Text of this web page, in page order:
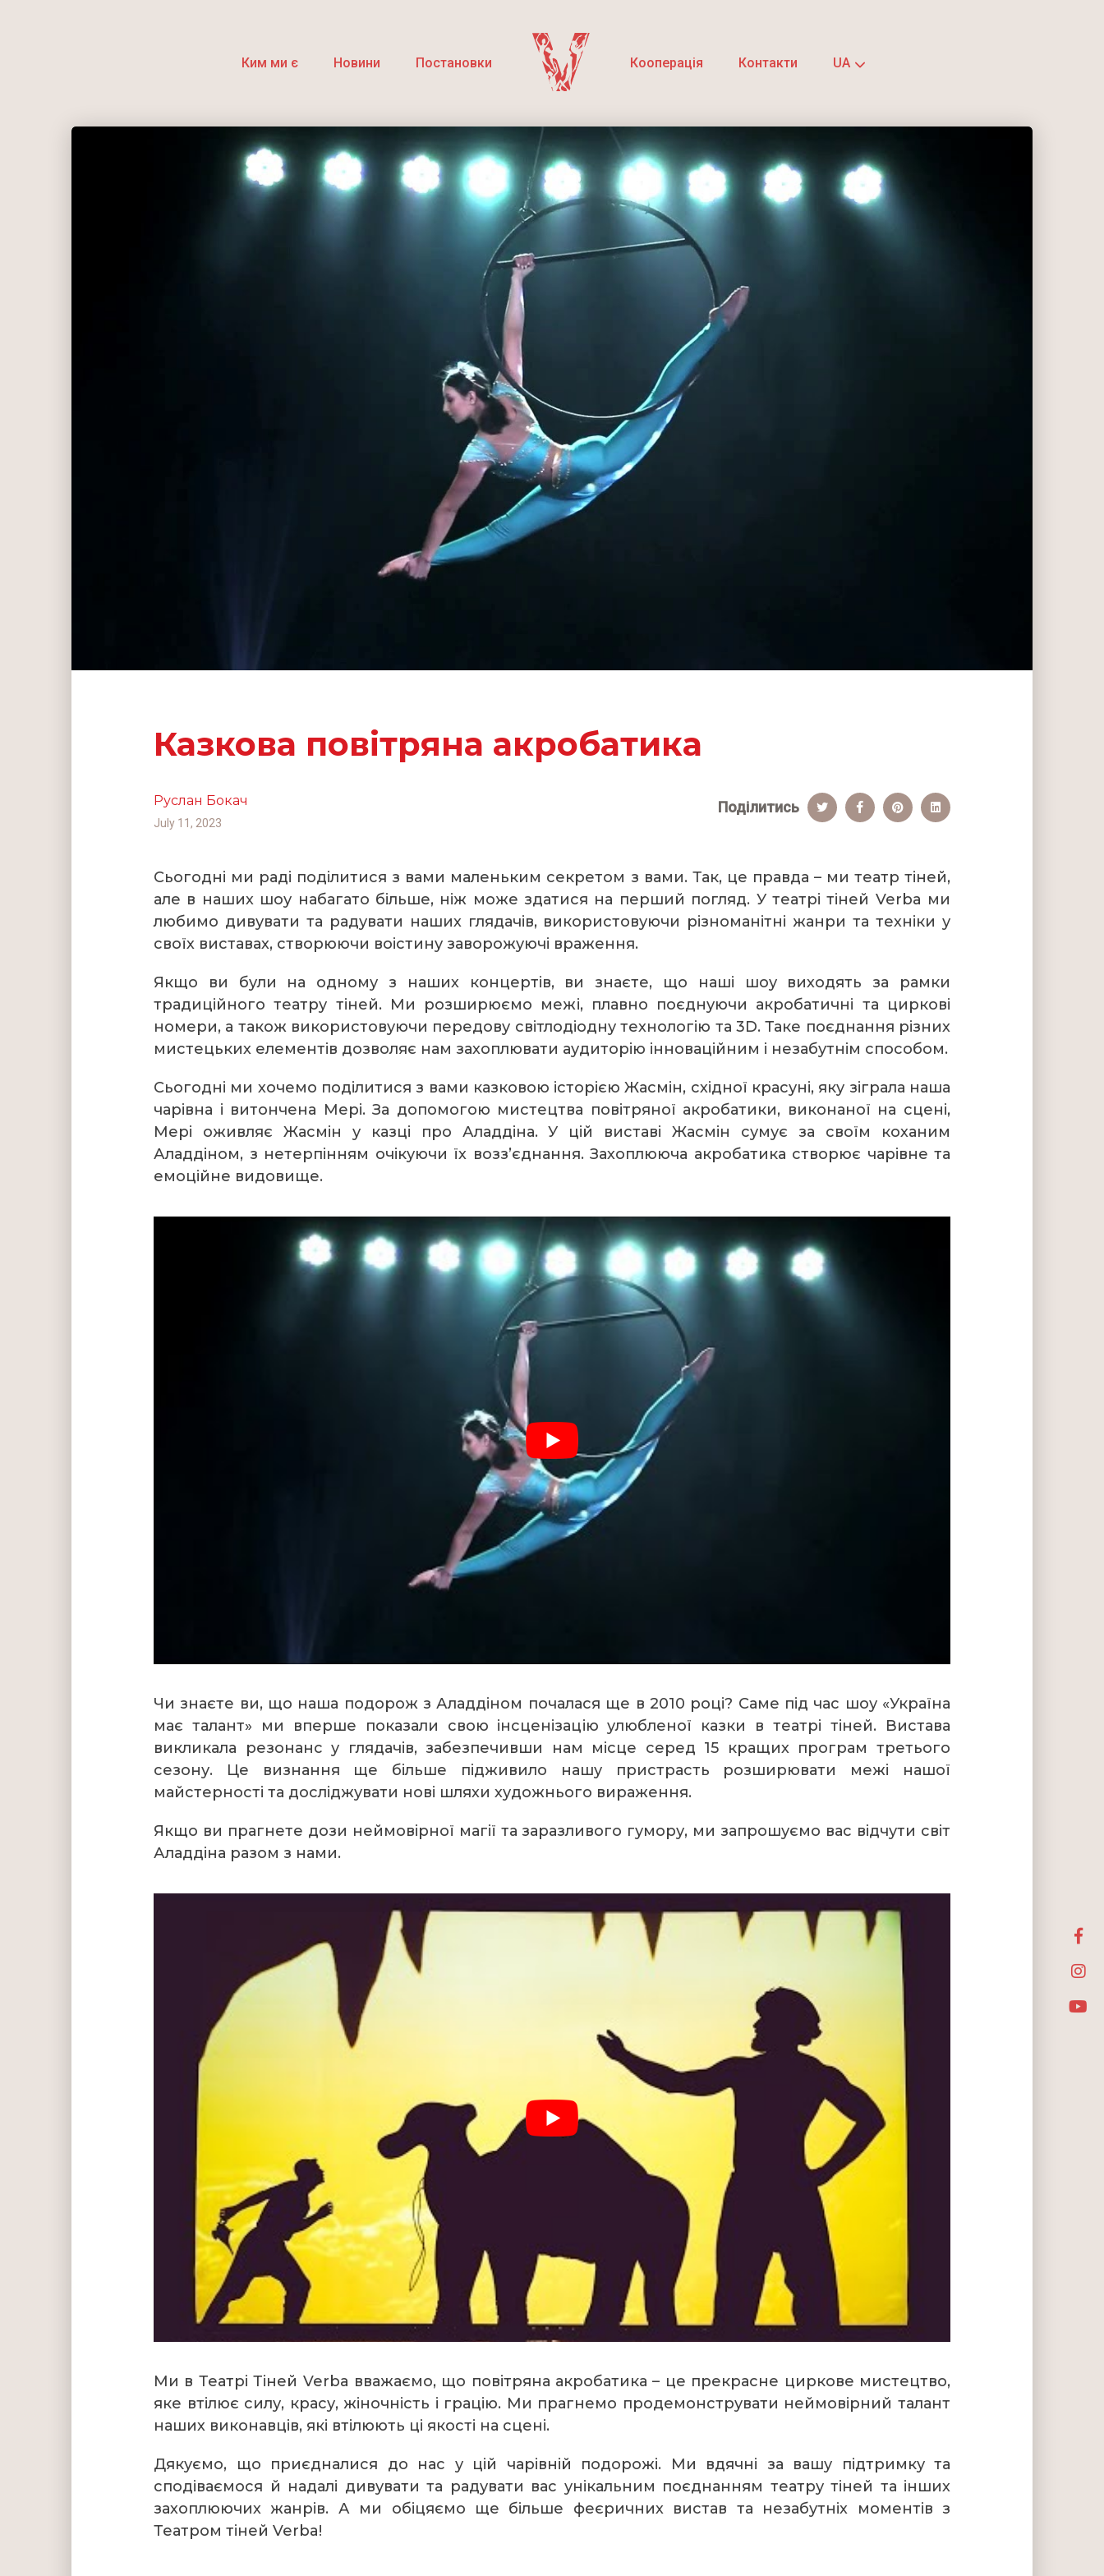
Ким ми є Новини Постановки Кооперація Контакти UA
Казкова повітряна акробатика
Руслан Бокач
July 11, 2023
Поділитись
Сьогодні ми раді поділитися з вами маленьким секретом з вами. Так, це правда – ми театр тіней,
але в наших шоу набагато більше, ніж може здатися на перший погляд. У театрі тіней Verba ми
любимо дивувати та радувати наших глядачів, використовуючи різноманітні жанри та техніки у
своїх виставах, створюючи воістину заворожуючі враження.
Якщо ви були на одному з наших концертів, ви знаєте, що наші шоу виходять за рамки
традиційного театру тіней. Ми розширюємо межі, плавно поєднуючи акробатичні та циркові
номери, а також використовуючи передову світлодіодну технологію та 3D. Таке поєднання різних
мистецьких елементів дозволяє нам захоплювати аудиторію інноваційним і незабутнім способом.
Сьогодні ми хочемо поділитися з вами казковою історією Жасмін, східної красуні, яку зіграла наша
чарівна і витончена Мері. За допомогою мистецтва повітряної акробатики, виконаної на сцені,
Мері оживляє Жасмін у казці про Аладдіна. У цій виставі Жасмін сумує за своїм коханим
Аладдіном, з нетерпінням очікуючи їх возз’єднання. Захоплююча акробатика створює чарівне та
емоційне видовище.
Чи знаєте ви, що наша подорож з Аладдіном почалася ще в 2010 році? Саме під час шоу «Україна
має талант» ми вперше показали свою інсценізацію улюбленої казки в театрі тіней. Вистава
викликала резонанс у глядачів, забезпечивши нам місце серед 15 кращих програм третього
сезону. Це визнання ще більше підживило нашу пристрасть розширювати межі нашої
майстерності та досліджувати нові шляхи художнього вираження.
Якщо ви прагнете дози неймовірної магії та заразливого гумору, ми запрошуємо вас відчути світ
Аладдіна разом з нами.
Ми в Театрі Тіней Verba вважаємо, що повітряна акробатика – це прекрасне циркове мистецтво,
яке втілює силу, красу, жіночність і грацію. Ми прагнемо продемонструвати неймовірний талант
наших виконавців, які втілюють ці якості на сцені.
Дякуємо, що приєдналися до нас у цій чарівній подорожі. Ми вдячні за вашу підтримку та
сподіваємося й надалі дивувати та радувати вас унікальним поєднанням театру тіней та інших
захоплюючих жанрів. А ми обіцяємо ще більше феєричних вистав та незабутніх моментів з
Театром тіней Verba!